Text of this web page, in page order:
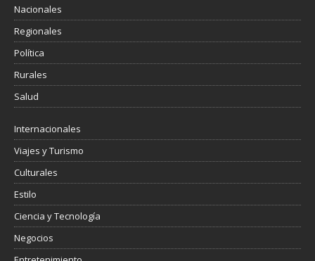
Nacionales
Regionales
Política
Rurales
Salud
Internacionales
Viajes y Turismo
Culturales
Estilo
Ciencia y Tecnología
Negocios